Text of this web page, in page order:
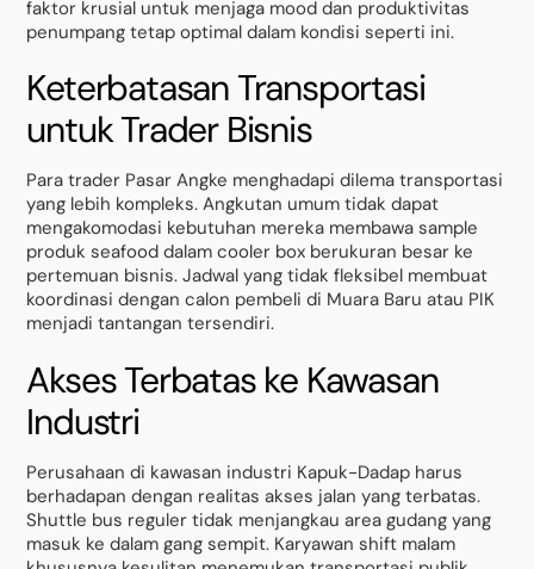
faktor krusial untuk menjaga mood dan produktivitas
penumpang tetap optimal dalam kondisi seperti ini.
Keterbatasan Transportasi
untuk Trader Bisnis
Para trader Pasar Angke menghadapi dilema transportasi
yang lebih kompleks. Angkutan umum tidak dapat
mengakomodasi kebutuhan mereka membawa sample
produk seafood dalam cooler box berukuran besar ke
pertemuan bisnis. Jadwal yang tidak fleksibel membuat
koordinasi dengan calon pembeli di Muara Baru atau PIK
menjadi tantangan tersendiri.
Akses Terbatas ke Kawasan
Industri
Perusahaan di kawasan industri Kapuk-Dadap harus
berhadapan dengan realitas akses jalan yang terbatas.
Shuttle bus reguler tidak menjangkau area gudang yang
masuk ke dalam gang sempit. Karyawan shift malam